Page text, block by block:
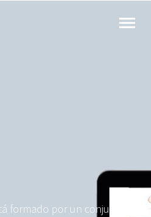
formado por un conjunto